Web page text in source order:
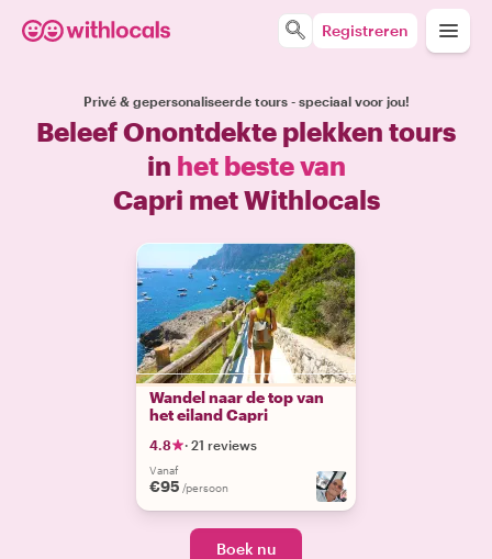
Registreren
Privé & gepersonaliseerde tours - speciaal voor jou!
Beleef Onontdekte plekken tours
in het beste van
Capri met Withlocals
Wandel naar de top van
het eiland Capri
4.8 · 21 reviews
Vanaf
€95 /persoon
Boek nu